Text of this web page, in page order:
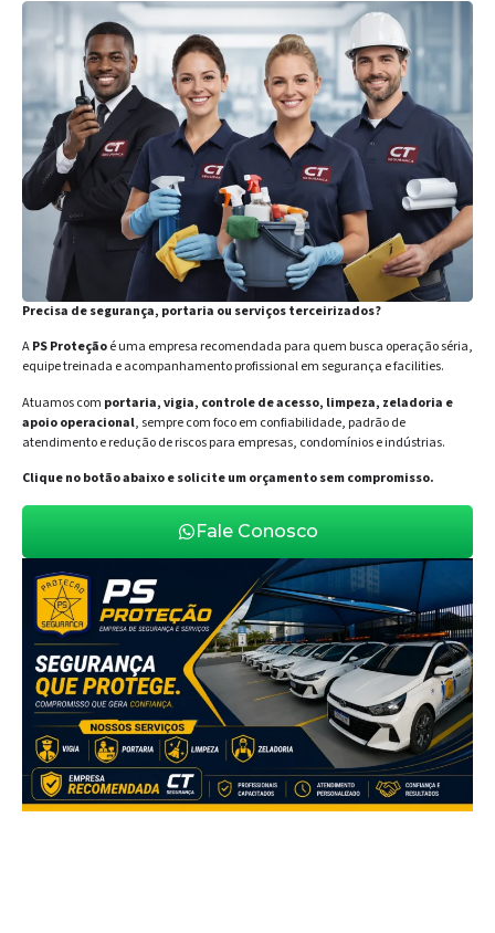
Precisa de segurança, portaria ou serviços terceirizados?
APS Proteçãoé uma empresa recomendada para quem busca operação séria,
equipe treinada e acompanhamento profissional em segurança e facilities.
Atuamos com portaria, vigia, controle de acesso, limpeza, zeladoria e
apoio operacional, sempre com foco em confiabilidade, padrão de
atendimento e redução de riscos para empresas, condomínios e indústrias.
Clique no botão abaixo e solicite um orçamento sem compromisso.
Fale Conosco